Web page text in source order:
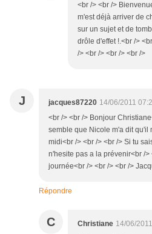
<br /> <br />
m'est déjà arriver de
sur un sujet et de
drôle d'effet !.<br />
/> <br /> <br /> <br />
J jacques87220 14/06/2011
<br /> <br /> Bonjour
semble que Nicole m'a dit qu'il
midi<br /> <br /> <br /> Si tu
n'hesite pas a la prévenir<br /
journée<br /> <br /> <br />
Répondre
C Christiane 14/06/